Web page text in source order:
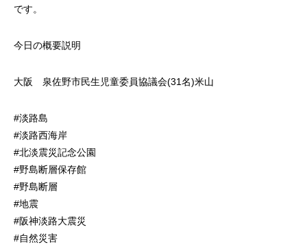
です。
今日の概要説明
大阪 泉佐野市民生児童委員協議会(31名)米山
#淡路島
#淡路西海岸
#北淡震災記念公園
#野島断層保存館
#野島断層
#地震
#阪神淡路大震災
#自然災害